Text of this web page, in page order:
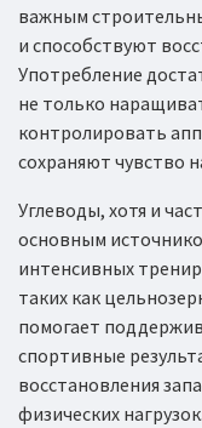
важным
и способствуют
Употребление
не только
контролировать
сохраняют чувство
Углеводы, хотя и
основным
интенсивных
таких как
помогает
спортивные
восстановления
физических